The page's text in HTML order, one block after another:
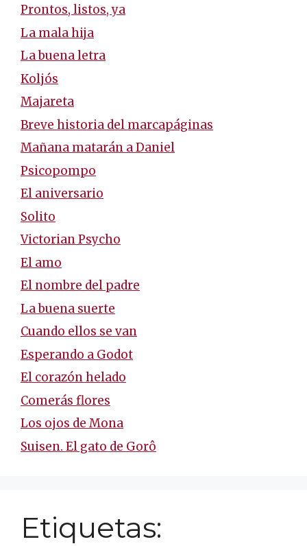
Prontos, listos, ya
La mala hija
La buena letra
Koljós
Majareta
Breve historia del marcapáginas
Mañana matarán a Daniel
Psicopompo
El aniversario
Solito
Victorian Psycho
El amo
El nombre del padre
La buena suerte
Cuando ellos se van
Esperando a Godot
El corazón helado
Comerás flores
Los ojos de Mona
Suisen. El gato de Gorô
Etiquetas: